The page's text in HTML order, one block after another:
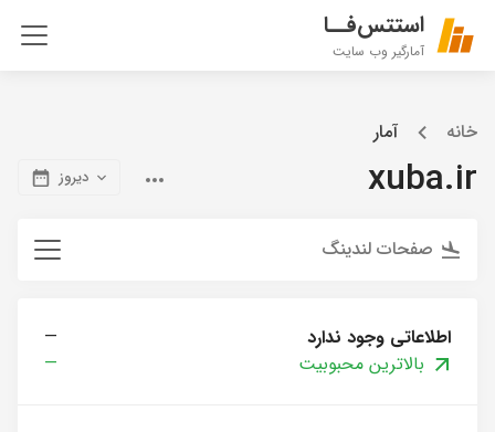
استتس‌فــا
آمارگیر وب سایت
خانه آمار
xuba.ir دیروز
صفحات لندینگ
اطلاعاتی وجود ندارد
—
بالاترین محبوبیت
—